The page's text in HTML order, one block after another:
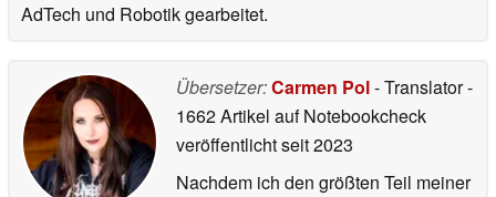
AdTech und Robotik gearbeitet.
Übersetzer:Carmen Pol- Translator-
1662 Artikel auf Notebookcheck
veröffentlichtseit 2023
Nachdem ich den größten Teil meiner